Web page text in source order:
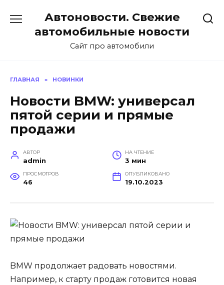
содержанию
Автоновости. Свежие
автомобильные новости
Сайт про автомобили
ГЛАВНАЯ » НОВИНКИ
Новости BMW: универсал
пятой серии и прямые
продажи
АВТОР
admin
НА ЧТЕНИЕ
3 мин
ПРОСМОТРОВ
46
ОПУБЛИКОВАНО
19.10.2023
BMW продолжает радовать новостями.
Например, к старту продаж готовится новая